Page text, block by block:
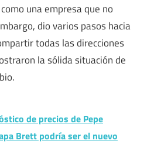
una empresa que no
dio varios pasos hacia
todas las direcciones
la sólida situación de
de precios de Pepe
Brett podría ser el nuevo